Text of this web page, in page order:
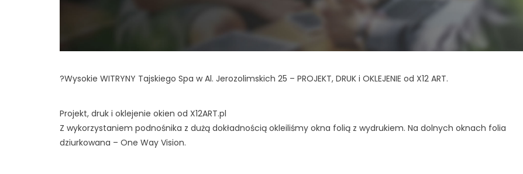
?Wysokie WITRYNY Tajskiego Spa w Al. Jerozolimskich 25 – PROJEKT, DRUK i OKLEJENIE od X12 ART.
Projekt, druk i oklejenie okien od X12ART.pl
Z wykorzystaniem podnośnika z dużą dokładnością okleiliśmy okna folią z wydrukiem. Na dolnych oknach folia
dziurkowana – One Way Vision.